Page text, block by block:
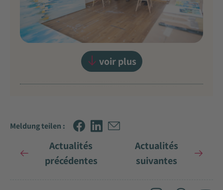
voir plus
Meldung teilen :
Actualités
précédentes
Actualités
suivantes